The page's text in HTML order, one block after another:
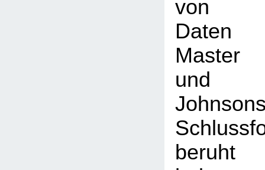
von
Daten
Master
und
beruht